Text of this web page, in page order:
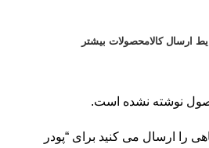
ارسال کالامحصولات بیشتر
نوشته نشده است.
را ارسال می کنید برای “پودر